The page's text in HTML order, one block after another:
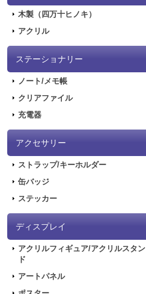
木製（四万十ヒノキ）
アクリル
ステーショナリー
ノート/メモ帳
クリアファイル
充電器
アクセサリー
ストラップ/キーホルダー
缶バッジ
ステッカー
ディスプレイ
アクリルフィギュア/アクリルスタン
ド
アートパネル